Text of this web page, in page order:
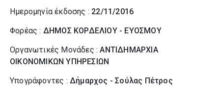
Ημερομηνία έκδοσης : 22/11/2016
Φορέας : ΔΗΜΟΣ ΚΟΡΔΕΛΙΟΥ - ΕΥΟΣΜΟΥ
Οργανωτικές Μονάδες :ΑΝΤΙΔΗΜΑΡΧΙΑ
ΟΙΚΟΝΟΜΙΚΩΝ ΥΠΗΡΕΣΙΩΝ
Υπογράφοντες : Δήμαρχος - Σούλας Πέτρος